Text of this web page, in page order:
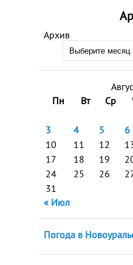
Архив
Пн
Вт Ср
3
4 5 6
10
11 12
17
18 19
24
25 26
31
« Июл
Погода в